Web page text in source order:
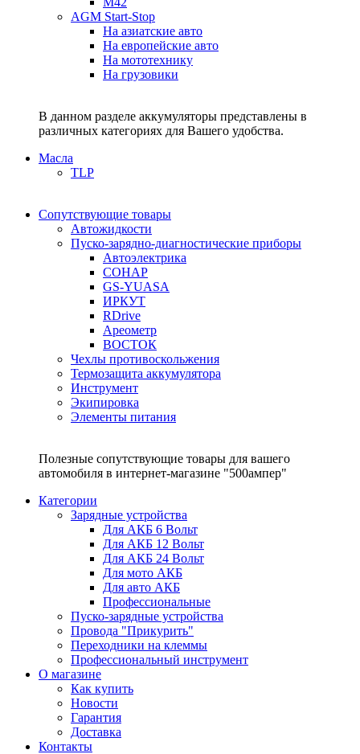
AGM Start-Stop
На азиатские авто
На европейские авто
На мототехнику
На грузовики
В данном разделе аккумуляторы представлены в
различных категориях для Вашего удобства.
Масла
TLP
Сопутствующие товары
Автожидкости
Пуско-зарядно-диагностические приборы
Автоэлектрика
СОНАР
GS-YUASA
ИРКУТ
RDrive
Ареометр
ВОСТОК
Чехлы противоскольжения
Термозащита аккумулятора
Инструмент
Экипировка
Элементы питания
Полезные сопутствующие товары для вашего
автомобиля в интернет-магазине "500ампер"
Категории
Зарядные устройства
Для АКБ 6 Вольт
Для АКБ 12 Вольт
Для АКБ 24 Вольт
Для мото АКБ
Для авто АКБ
Профессиональные
Пуско-зарядные устройства
Провода "Прикурить"
Переходники на клеммы
Профессиональный инструмент
О магазине
Как купить
Новости
Гарантия
Доставка
Контакты